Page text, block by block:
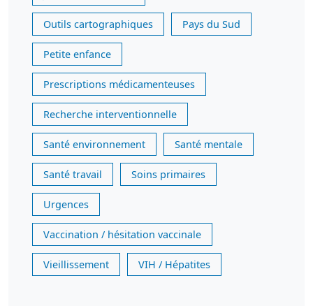
Outils cartographiques Pays du Sud
Petite enfance
Prescriptions médicamenteuses
Recherche interventionnelle
Santé environnement Santé mentale
Santé travail Soins primaires
Urgences
Vaccination / hésitation vaccinale
Vieillissement VIH / Hépatites